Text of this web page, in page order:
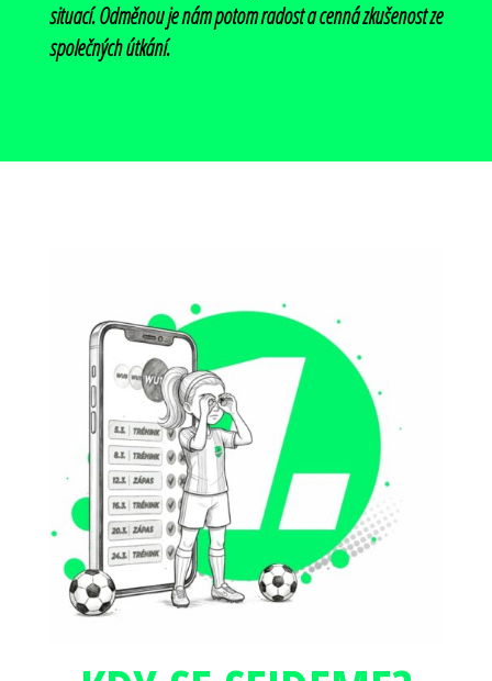
situací. Odměnou je nám potom radost a cenná zkušenost ze
společných útkání.